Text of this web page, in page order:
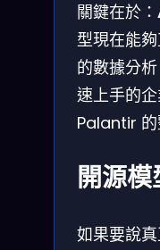
關鍵在於：
型現在能
的數據分
速上手的
Palantir 的
開源
如果要說